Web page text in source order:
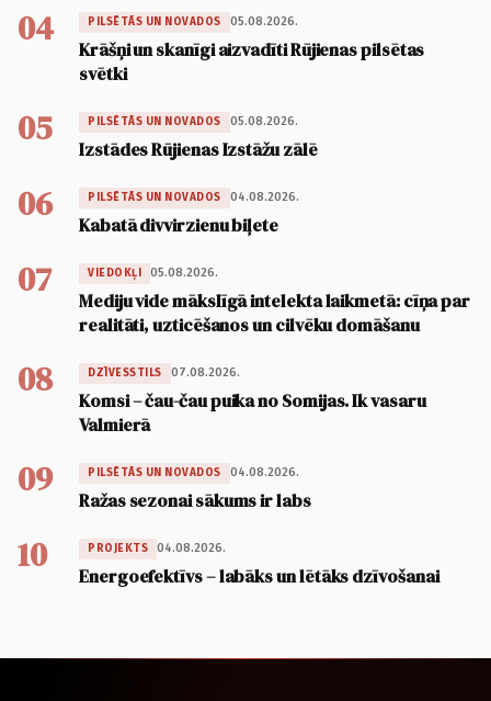
04 PILSĒTĀS UN NOVADOS 05.08.2026.
Krāšņi un skanīgi aizvadīti Rūjienas pilsētas
svētki
05 PILSĒTĀS UN NOVADOS 05.08.2026.
Izstādes Rūjienas Izstāžu zālē
06 PILSĒTĀS UN NOVADOS 04.08.2026.
Kabatā divvirzienu biļete
07 VIEDOKĻI 05.08.2026.
Mediju vide mākslīgā intelekta laikmetā: cīņa par
realitāti, uzticēšanos un cilvēku domāšanu
08 DZĪVESSTILS 07.08.2026.
Komsi – čau-čau puika no Somijas. Ik vasaru
Valmierā
09 PILSĒTĀS UN NOVADOS 04.08.2026.
Ražas sezonai sākums ir labs
10 PROJEKTS 04.08.2026.
Energoefektīvs – labāks un lētāks dzīvošanai